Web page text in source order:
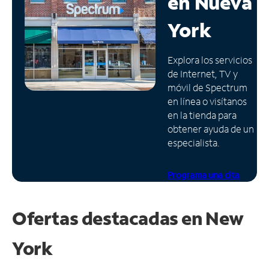
Administrar
cuenta
Encuentra
una
tienda
York
Explora los servicios
de Internet, TV y
móvil de Spectrum
en línea o visítanos
en la tienda para
obtener ayuda de un
especialista.
Programa una cita
Ofertas destacadas en New
York